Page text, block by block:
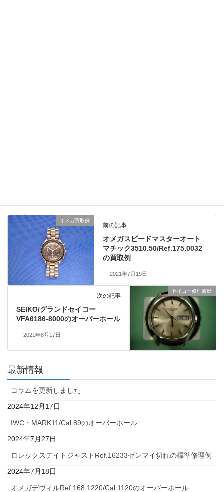
オメガ買取例
前の記事
オメガスピードマスターオート
マチック3510.50/Ref.175.0032
の買取例
2021年7月19日
セイコー修理履歴
次の記事
SEIKO/グランドセイコー
VFA6186-8000のオーバーホール
2021年8月17日
最新情報
コラムを更新しました
2024年12月17日
IWC・MARK11/Cal.89のオーバーホール
2024年7月27日
ロレックスデイトジャストRef.16233ゼンマイ切れの標準修理例
2024年7月18日
オメガデヴィルRef.168.1220/Cal.1120のオーバーホール